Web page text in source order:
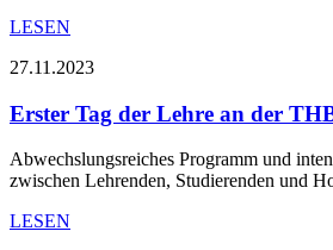
LESEN
27.11.2023
Erster Tag der Lehre an der
Abwechslungsreiches Programm und
zwischen Lehrenden, Studierenden und
LESEN